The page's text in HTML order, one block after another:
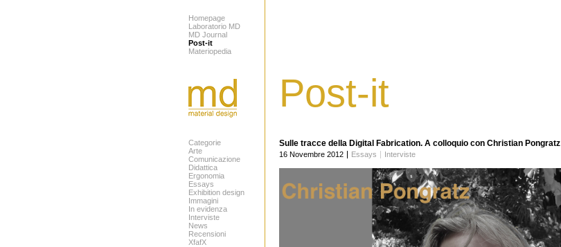
Homepage
Laboratorio MD
MD Journal
Post-it
Materiopedia
Post-it
Categorie
Arte
Comunicazione
Didattica
Ergonomia
Essays
Exhibition design
Immagini
In evidenza
Interviste
News
Recensioni
XfafX
Sulle tracce della Digital Fabrication. A colloquio con Christian Pongratz
16 Novembre 2012 Essays Interviste